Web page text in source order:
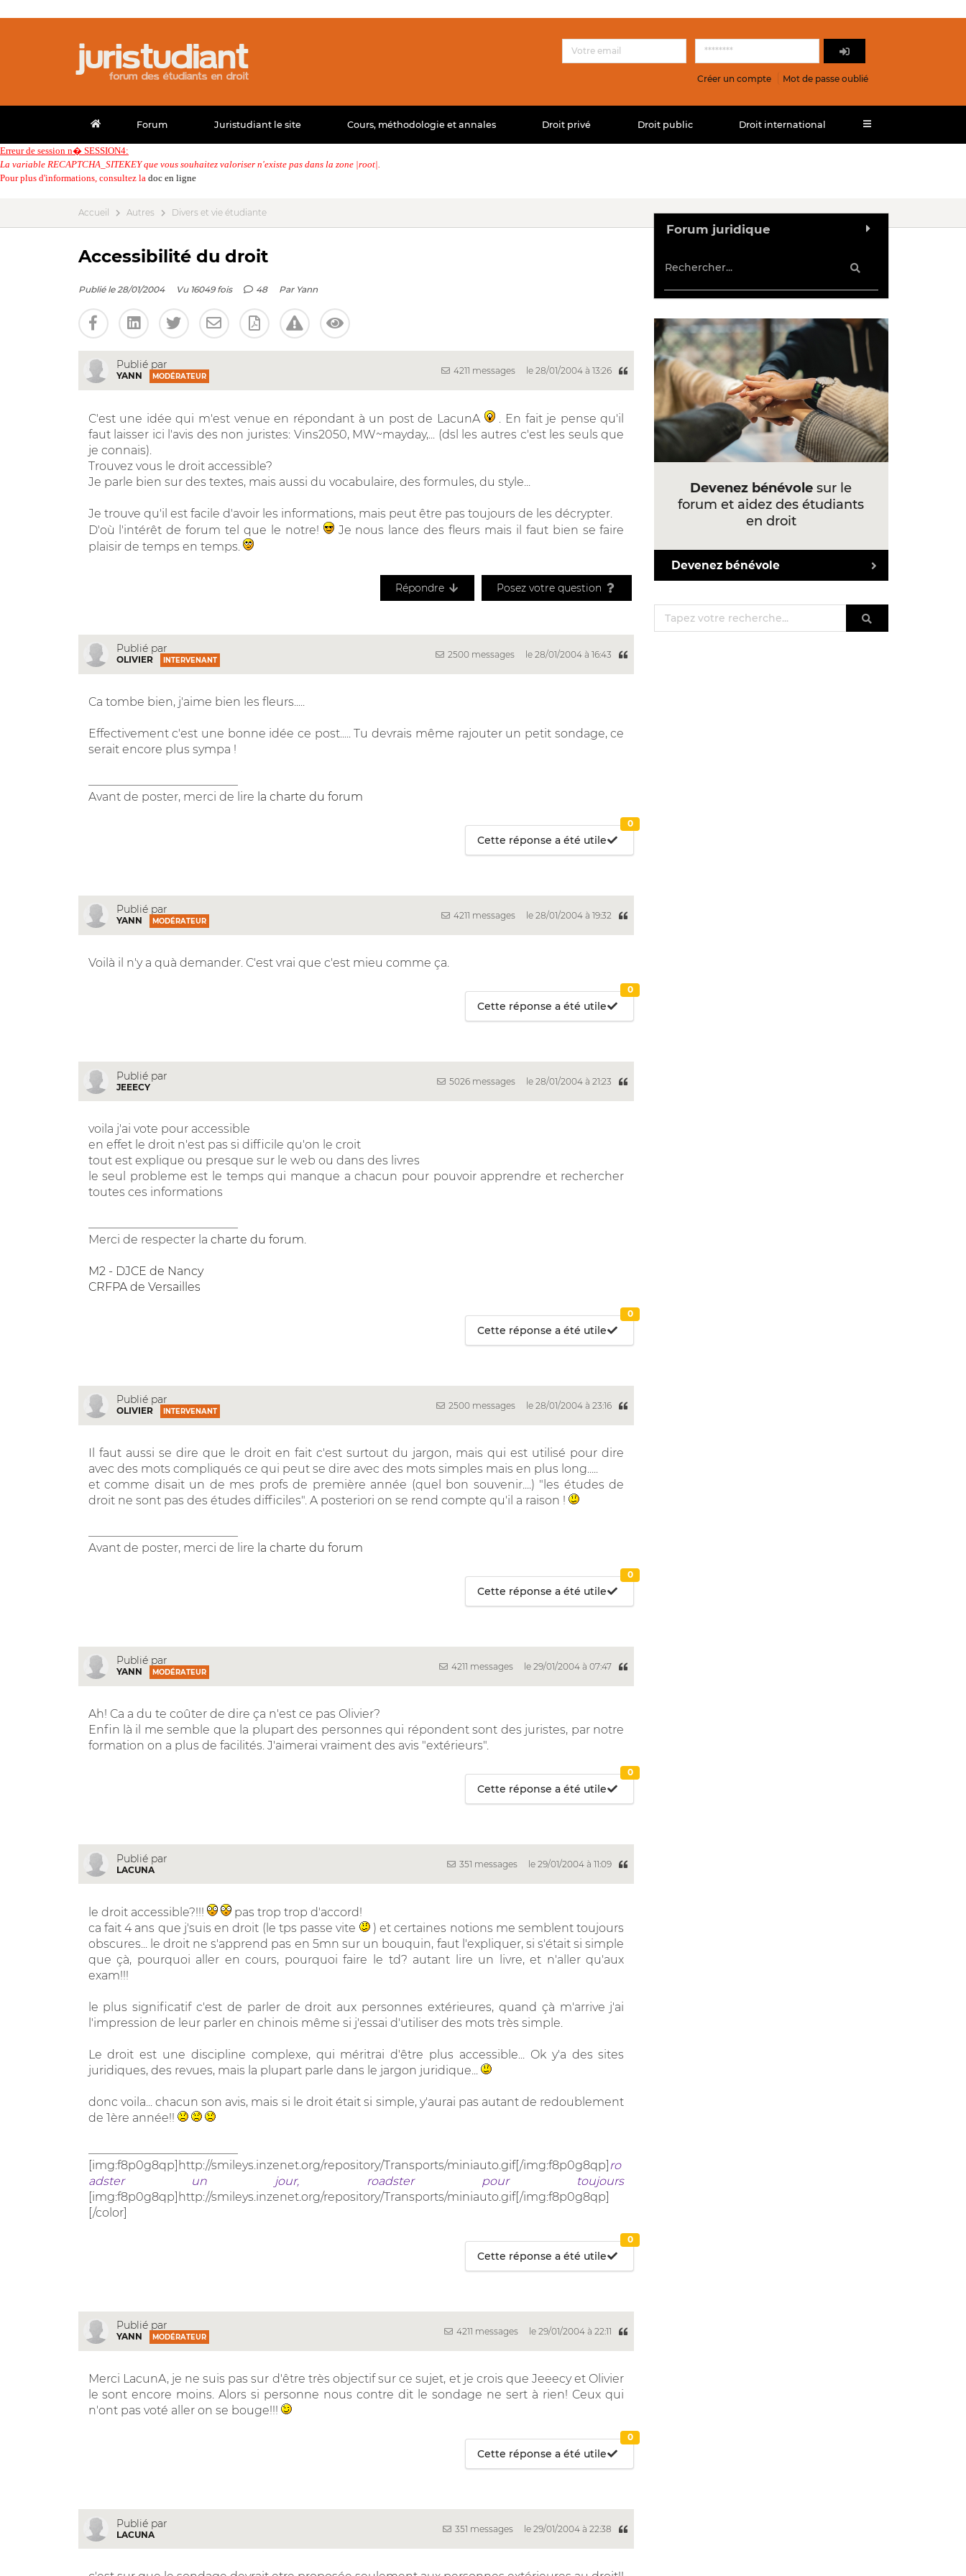
Créer un compte Mot de passe oublié
Forum Juristudiant le site Cours, méthodologie et annales Droit privé Droit public Droit international
Erreur de session n� SESSION4:
La variable RECAPTCHA_SITEKEY que vous souhaitez valoriser n'existe pas dans la zone |root|.
Pour plus d'informations, consultez la doc en ligne
Accueil Autres Divers et vie étudiante
Accessibilité du droit
Publié le 28/01/2004 Vu 16049 fois 48 Par Yann
Publié par
YANN MODÉRATEUR
4211 messages le 28/01/2004 à 13:26
C'est une idée qui m'est venue en répondant à un post de LacunA
. En fait je pense qu'il
faut laisser ici l'avis des non juristes: Vins2050, MW~mayday,... (dsl les autres c'est les seuls que
je connais).
Trouvez vous le droit accessible?
Je parle bien sur des textes, mais aussi du vocabulaire, des formules, du style...
Je trouve qu'il est facile d'avoir les informations, mais peut être pas toujours de les décrypter.
D'où l'intérêt de forum tel que le notre!
Je nous lance des fleurs mais il faut bien se faire
plaisir de temps en temps.
Répondre Posez votre question
Publié par
OLIVIER INTERVENANT
2500 messages le 28/01/2004 à 16:43
Ca tombe bien, j'aime bien les fleurs.....
Effectivement c'est une bonne idée ce post..... Tu devrais même rajouter un petit sondage, ce
serait encore plus sympa !
Avant de poster, merci de lire la charte du forum
Cette réponse a été utile
0
Publié par
YANN MODÉRATEUR
4211 messages le 28/01/2004 à 19:32
Voilà il n'y a quà demander. C'est vrai que c'est mieu comme ça.
Cette réponse a été utile
0
Publié par
JEEECY
5026 messages le 28/01/2004 à 21:23
voila j'ai vote pour accessible
en effet le droit n'est pas si difficile qu'on le croit
tout est explique ou presque sur le web ou dans des livres
le seul probleme est le temps qui manque a chacun pour pouvoir apprendre et rechercher
toutes ces informations
Merci de respecter la charte du forum
M2 - DJCE de Nancy
CRFPA de Versailles
Cette réponse a été utile
0
Publié par
OLIVIER INTERVENANT
2500 messages le 28/01/2004 à 23:16
Il faut aussi se dire que le droit en fait c'est surtout du jargon, mais qui est utilisé pour dire
avec des mots compliqués ce qui peut se dire avec des mots simples mais en plus long.....
et comme disait un de mes profs de première année (quel bon souvenir....) "les études de
droit ne sont pas des études difficiles". A posteriori on se rend compte qu'il a raison !
Avant de poster, merci de lire la charte du forum
Cette réponse a été utile
0
Publié par
YANN MODÉRATEUR
4211 messages le 29/01/2004 à 07:47
Ah! Ca a du te coûter de dire ça n'est ce pas Olivier?
Enfin là il me semble que la plupart des personnes qui répondent sont des juristes, par notre
formation on a plus de facilités. J'aimerai vraiment des avis "extérieurs".
Cette réponse a été utile
0
Publié par
LACUNA
351 messages le 29/01/2004 à 11:09
le droit accessible?!!!
pas trop trop d'accord!
ca fait 4 ans que j'suis en droit (le tps passe vite
) et certaines notions me semblent toujours
obscures... le droit ne s'apprend pas en 5mn sur un bouquin, faut l'expliquer, si s'était si simple
que çà, pourquoi aller en cours, pourquoi faire le td? autant lire un livre, et n'aller qu'aux
exam!!!
le plus significatif c'est de parler de droit aux personnes extérieures, quand çà m'arrive j'ai
l'impression de leur parler en chinois même si j'essai d'utiliser des mots très simple.
Le droit est une discipline complexe, qui méritrai d'être plus accessible... Ok y'a des sites
juridiques, des revues, mais la plupart parle dans le jargon juridique...
donc voila... chacun son avis, mais si le droit était si simple, y'aurai pas autant de redoublement
de 1ère année!!
[img:f8p0g8qp]http://smileys.inzenet.org/repository/Transports/miniauto.gif[/img:f8p0g8qp] ro
adster un jour, roadster pour toujours
[img:f8p0g8qp]http://smileys.inzenet.org/repository/Transports/miniauto.gif[/img:f8p0g8qp]
[/color]
Cette réponse a été utile
0
Publié par
YANN MODÉRATEUR
4211 messages le 29/01/2004 à 22:11
Merci LacunA, je ne suis pas sur d'être très objectif sur ce sujet, et je crois que Jeeecy et Olivier
le sont encore moins. Alors si personne nous contre dit le sondage ne sert à rien! Ceux qui
n'ont pas voté aller on se bouge!!!
Cette réponse a été utile
0
Publié par
LACUNA
351 messages le 29/01/2004 à 22:38
Forum juridique
Devenez bénévole sur le
forum et aidez des étudiants
en droit
Devenez bénévole